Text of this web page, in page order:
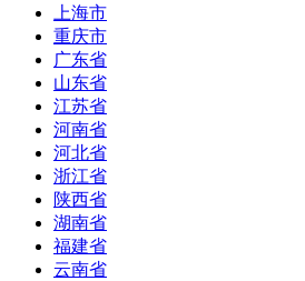
上海市
重庆市
广东省
山东省
江苏省
河南省
河北省
浙江省
陕西省
湖南省
福建省
云南省